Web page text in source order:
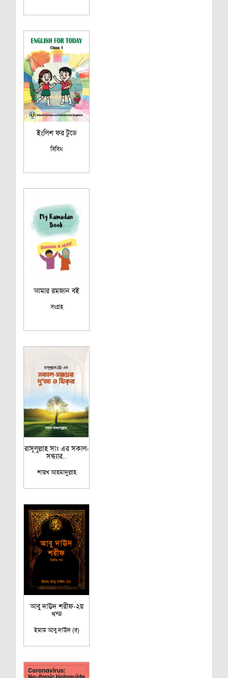
ইংলিশ ফর টুডে
বিবিধ
আমার রমজান বই
সংগ্রহ
রাসূলুল্লাহ সাঃ এর সকাল-
সন্ধ্যার..
শায়খ আহমাদুল্লাহ
আবু দাঊদ শরীফ-২য়
খন্ড
ইমাম আবু দাঊদ (র)